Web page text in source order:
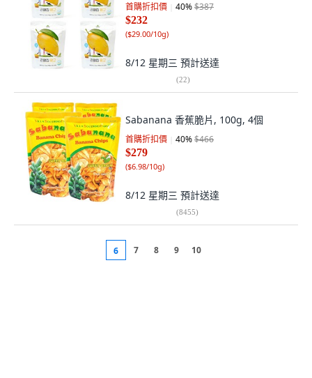
首購折扣價 40%$387
$232
($29.00/10g)
8/12 星期三 預計送達
(22)
Sabanana 香蕉脆片, 100g, 4個
首購折扣價 40%$466
$279
($6.98/10g)
8/12 星期三 預計送達
(8455)
6 7 8 9 10